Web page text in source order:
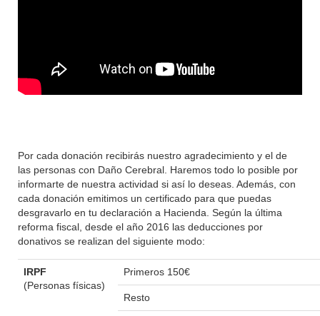
Por cada donación recibirás nuestro agradecimiento y el de
las personas con Daño Cerebral. Haremos todo lo posible por
informarte de nuestra actividad si así lo deseas. Además, con
cada donación emitimos un certificado para que puedas
desgravarlo en tu declaración a Hacienda. Según la última
reforma fiscal, desde el año 2016 las deducciones por
donativos se realizan del siguiente modo:
IRPF
(Personas físicas)
Primeros 150€
Resto